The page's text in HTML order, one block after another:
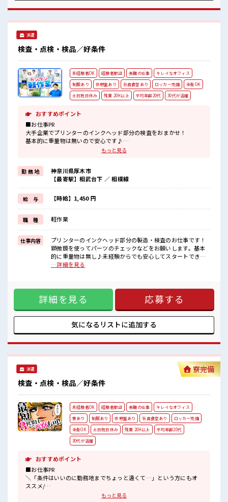
は休憩室で♪ 高収入もバッチリ目指せますよ！
派遣
検査・点検・検品／好条件
未経験者OK 経験者歓迎 長期の仕事
キレイなオフィス
制服あり
休憩室あり 社員食堂あり ロッカー完備
染髪OK
土日祝日休み
残業 20H以上 平均年齢20代 30代が活躍
おすすめポイント
■お仕事PR
大手企業でプリンターのインクヘッド部分の検査をおまかせ！
基本的に重量物は無いので安心です♪
フォロー体制バッチリなので、
クリーンルーム内で空調が完備されているのでこれからの季節もカ
イテキにお仕事できちゃいます♪
通勤は自転車・バイク・自動車・公共交通機関なんでもOK！
社員食堂も完備されており1食ナント180円～！
温かくておいしいご飯が食べられます☆
働きやすさバツグンの環境が整っている職場です♪
■職場の雰囲気
活気あふれる20代・30代活躍中の職場です☆
派手すぎなければ多少のヘアカラーもOKなのはウレシイPoint☆
一息つける休憩スペースやロッカーも完備！
制服も無料貸与なので準備の必要なし！
もっと見る
勤 務 地
神奈川県厚木市
【最寄駅】相武台下 ／ 相模線
給 与 【時給】1,450 円
職 種 軽作業
仕事内容
プリンターのインクヘッド部分の製造・検査のお仕事です！
顕微鏡を使ってパーツのチェックなどをお願いします。基本
的に重量物は無し♪未経験からでも安心してスタートできま
すよ♪ ■お仕事PR 大手企業でプリンターのインクヘッド部分
でも安心してスタートできます☆ クリーンルーム内で空調が
完備されているのでこれからの季節もカイテキにお仕事でき
ちゃいます♪ 通勤は自転車・バイク・自動車・公共交通機関
なんでもOK！ 社員食堂も完備されており1食ナント180円
～！ 温かくておいしいご飯が食べられます☆ 働きやすさバツ
グンの環境が整っている職場です♪ ■職場の雰囲気 活気あふ
ヘアカラーもOKなのはウレシイPoint☆ 一息つける休憩スペ
ースやロッカーも完備！ 制服も無料貸与なので準備の必要な
…詳細を見る
詳細を見る 応募する
気になるリストに追加する
派遣
検査・点検・検品／好条件
寮完備
未経験者OK 経験者歓迎 長期の仕事
キレイなオフィス
寮あり
制服あり 休憩室あり 社員食堂あり
ロッカー完備
染髪OK
土日祝日休み 残業 20H以上
平均年齢20代
30代が活躍
おすすめポイント
■お仕事PR
＼「条件はいいのに勤務地までちょっと遠くて…」という方にもオ
ススメ/
寮ありのお仕事ならそんな心配はナシ(*^▽^*)
もっと見る